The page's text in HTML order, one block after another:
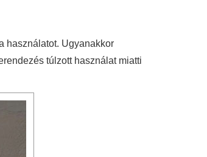
használatot. Ugyanakkor
túlzott használat miatti